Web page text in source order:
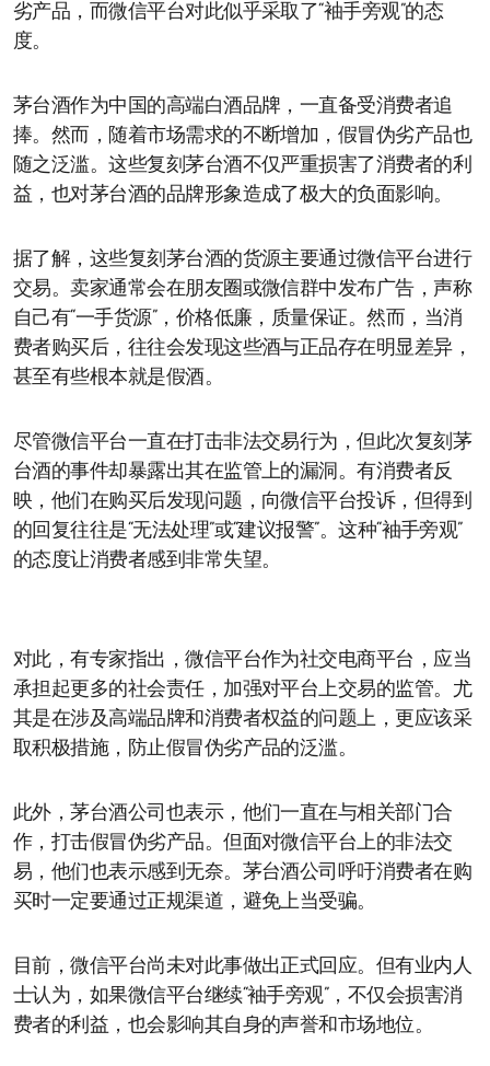
劣产品，而微信平台对此似乎采取了“袖手旁观”的态
度。
茅台酒作为中国的高端白酒品牌，一直备受消费者追
捧。然而，随着市场需求的不断增加，假冒伪劣产品也
随之泛滥。这些复刻茅台酒不仅严重损害了消费者的利
益，也对茅台酒的品牌形象造成了极大的负面影响。
据了解，这些复刻茅台酒的货源主要通过微信平台进行
交易。卖家通常会在朋友圈或微信群中发布广告，声称
自己有“一手货源”，价格低廉，质量保证。然而，当消
费者购买后，往往会发现这些酒与正品存在明显差异，
甚至有些根本就是假酒。
尽管微信平台一直在打击非法交易行为，但此次复刻茅
台酒的事件却暴露出其在监管上的漏洞。有消费者反
映，他们在购买后发现问题，向微信平台投诉，但得到
的回复往往是“无法处理”或“建议报警”。这种“袖手旁观”
的态度让消费者感到非常失望。
对此，有专家指出，微信平台作为社交电商平台，应当
承担起更多的社会责任，加强对平台上交易的监管。尤
其是在涉及高端品牌和消费者权益的问题上，更应该采
取积极措施，防止假冒伪劣产品的泛滥。
此外，茅台酒公司也表示，他们一直在与相关部门合
作，打击假冒伪劣产品。但面对微信平台上的非法交
易，他们也表示感到无奈。茅台酒公司呼吁消费者在购
买时一定要通过正规渠道，避免上当受骗。
目前，微信平台尚未对此事做出正式回应。但有业内人
士认为，如果微信平台继续“袖手旁观”，不仅会损害消
费者的利益，也会影响其自身的声誉和市场地位。